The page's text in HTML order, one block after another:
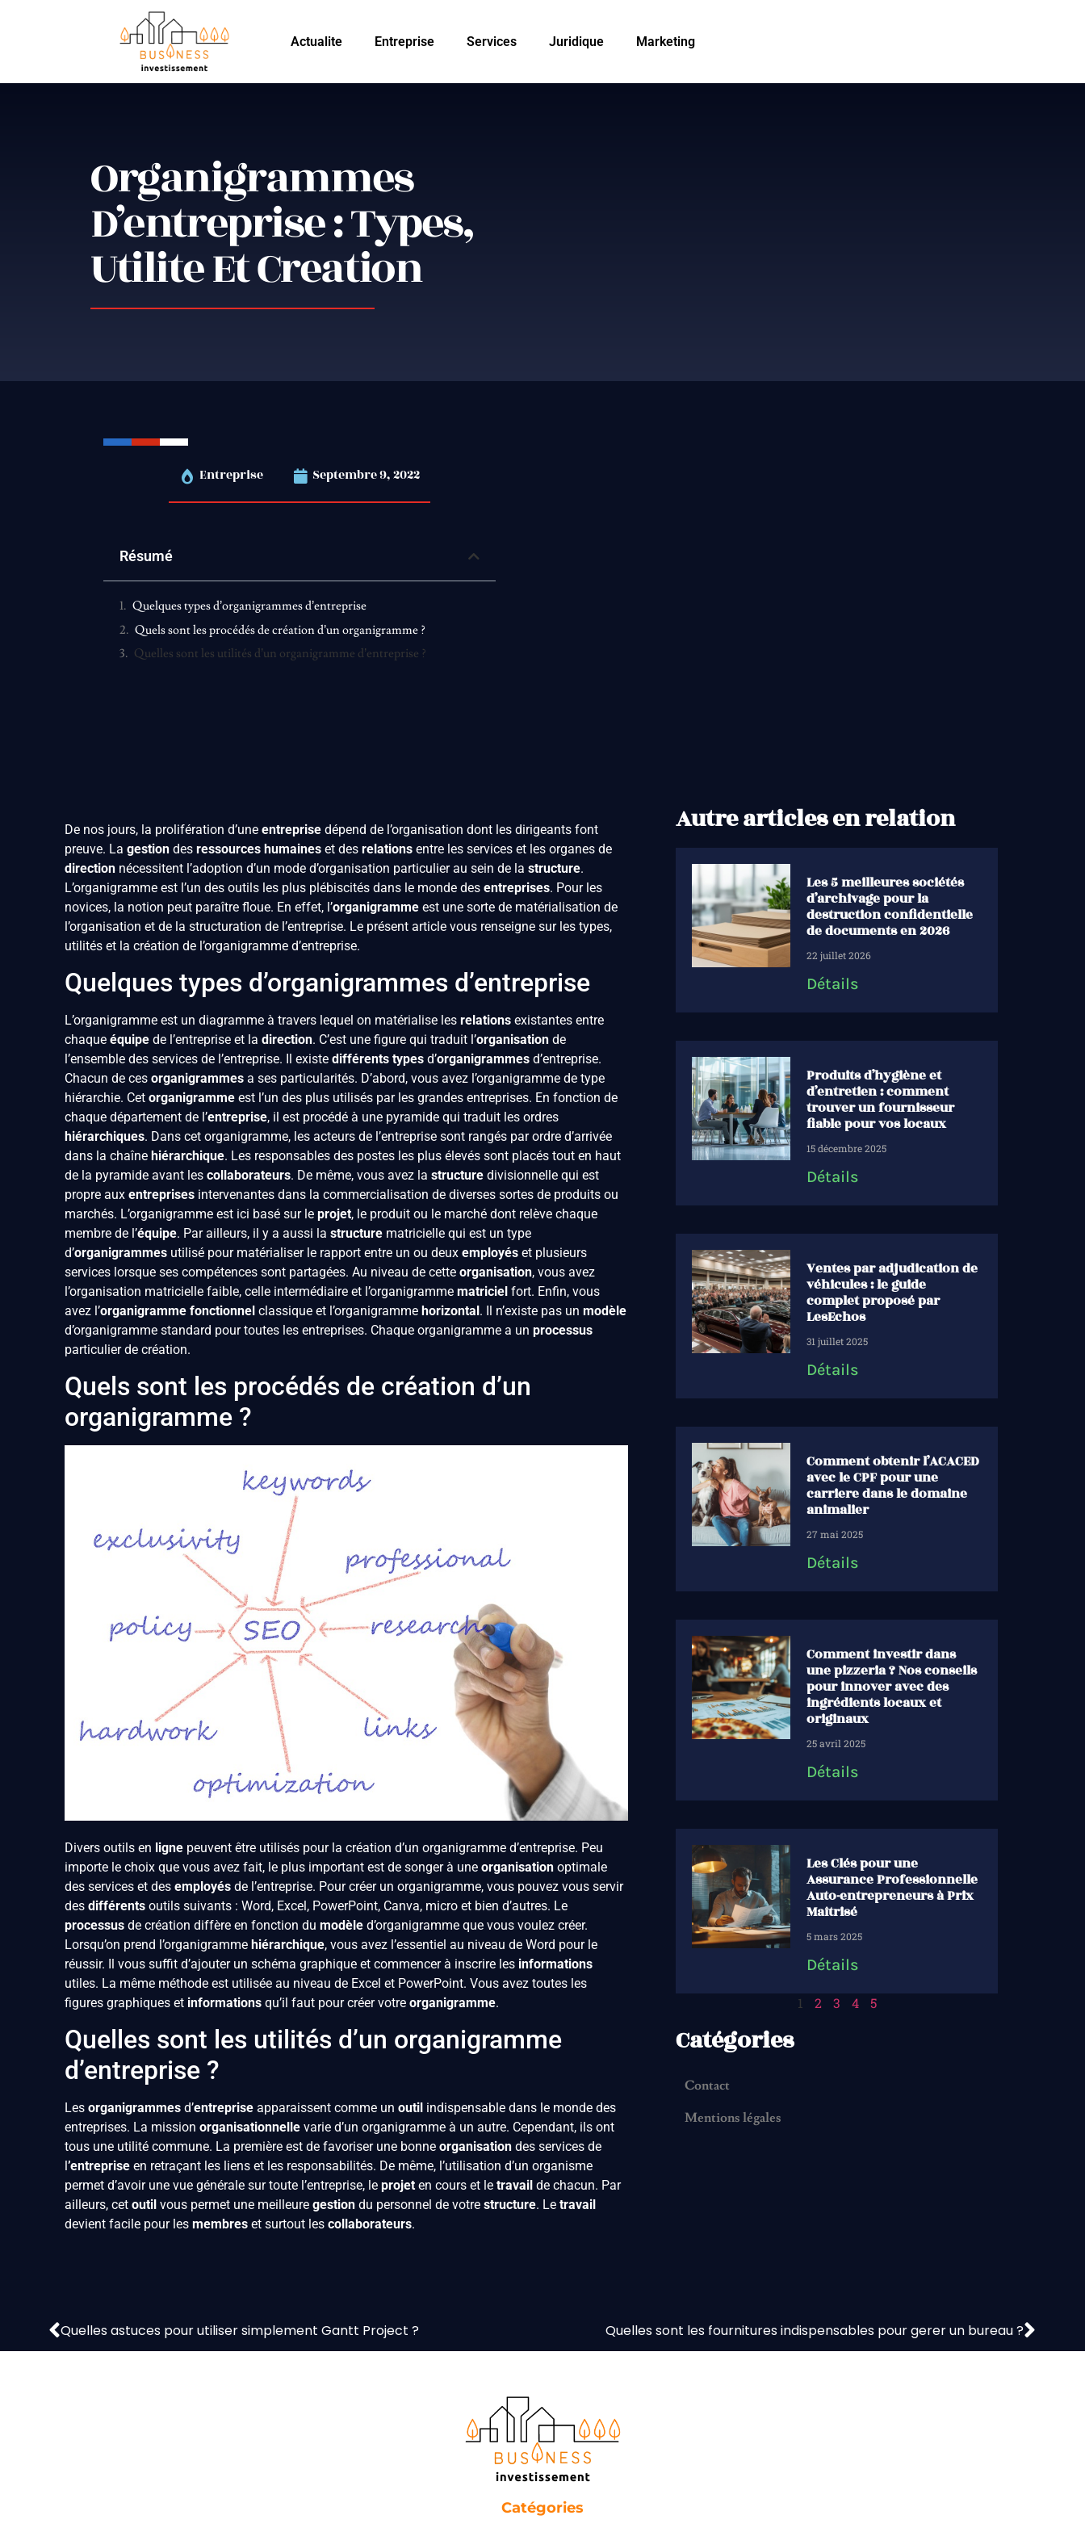
Actualite Entreprise Services Juridique Marketing
Organigrammes
D’entreprise : Types,
Utilite Et Creation
Entreprise Septembre 9, 2022
Résumé
Quelques types d’organigrammes d’entreprise
Quels sont les procédés de création d’un organigramme ?
Quelles sont les utilités d’un organigramme d’entreprise ?
De nos jours, la prolifération d’une entreprise dépend de l’organisation dont les dirigeants font
preuve. La gestion des ressources humaines et des relations entre les services et les organes de
direction nécessitent l’adoption d’un mode d’organisation particulier au sein de la structure.
L’organigramme est l’un des outils les plus plébiscités dans le monde des entreprises. Pour les
novices, la notion peut paraître floue. En effet, l’organigramme est une sorte de matérialisation de
l’organisation et de la structuration de l’entreprise. Le présent article vous renseigne sur les types,
utilités et la création de l’organigramme d’entreprise.
Quelques types d’organigrammes d’entreprise
L’organigramme est un diagramme à travers lequel on matérialise les relations existantes entre
chaque équipe de l’entreprise et la direction. C’est une figure qui traduit l’organisation de
l’ensemble des services de l’entreprise. Il existe différents types d’organigrammes d’entreprise.
Chacun de ces organigrammes a ses particularités. D’abord, vous avez l’organigramme de type
hiérarchie. Cet organigramme est l’un des plus utilisés par les grandes entreprises. En fonction de
chaque département de l’entreprise, il est procédé à une pyramide qui traduit les ordres
hiérarchiques. Dans cet organigramme, les acteurs de l’entreprise sont rangés par ordre d’arrivée
dans la chaîne hiérarchique. Les responsables des postes les plus élevés sont placés tout en haut
de la pyramide avant les collaborateurs. De même, vous avez la structure divisionnelle qui est
propre aux entreprises intervenantes dans la commercialisation de diverses sortes de produits ou
marchés. L’organigramme est ici basé sur le projet, le produit ou le marché dont relève chaque
membre de l’équipe. Par ailleurs, il y a aussi la structure matricielle qui est un type
d’organigrammes utilisé pour matérialiser le rapport entre un ou deux employés et plusieurs
services lorsque ses compétences sont partagées. Au niveau de cette organisation, vous avez
l’organisation matricielle faible, celle intermédiaire et l’organigramme matriciel fort. Enfin, vous
avez l’organigramme fonctionnel classique et l’organigramme horizontal. Il n’existe pas un modèle
d’organigramme standard pour toutes les entreprises. Chaque organigramme a un processus
particulier de création.
Quels sont les procédés de création d’un
organigramme ?
Divers outils en ligne peuvent être utilisés pour la création d’un organigramme d’entreprise. Peu
importe le choix que vous avez fait, le plus important est de songer à une organisation optimale
des services et des employés de l’entreprise. Pour créer un organigramme, vous pouvez vous servir
des différents outils suivants : Word, Excel, PowerPoint, Canva, micro et bien d’autres. Le
processus de création diffère en fonction du modèle d’organigramme que vous voulez créer.
Lorsqu’on prend l’organigramme hiérarchique, vous avez l’essentiel au niveau de Word pour le
réussir. Il vous suffit d’ajouter un schéma graphique et commencer à inscrire les informations
utiles. La même méthode est utilisée au niveau de Excel et PowerPoint. Vous avez toutes les
figures graphiques et informations qu’il faut pour créer votre organigramme.
Quelles sont les utilités d’un organigramme
d’entreprise ?
Les organigrammes d’entreprise apparaissent comme un outil indispensable dans le monde des
entreprises. La mission organisationnelle varie d’un organigramme à un autre. Cependant, ils ont
tous une utilité commune. La première est de favoriser une bonne organisation des services de
’entreprise en retraçant les liens et les responsabilités. De même, l’utilisation d’un organisme
permet d’avoir une vue générale sur toute l’entreprise, le projet en cours et le travail de chacun. Par
ailleurs, cet outil vous permet une meilleure gestion du personnel de votre structure. Le travail
devient facile pour les membres et surtout les collaborateurs.
Autre articles en relation
Les 5 meilleures sociétés
d’archivage pour la
destruction confidentielle
de documents en 2026
22 juillet 2026
Détails
Produits d’hygiène et
d’entretien : comment
trouver un fournisseur
fiable pour vos locaux
15 décembre 2025
Détails
Ventes par adjudication de
véhicules : le guide
complet proposé par
LesEchos
31 juillet 2025
Détails
Comment obtenir l’ACACED
avec le CPF pour une
carriere dans le domaine
animalier
27 mai 2025
Détails
Comment investir dans
une pizzeria ? Nos conseils
pour innover avec des
ingrédients locaux et
originaux
25 avril 2025
Détails
Les Clés pour une
Assurance Professionnelle
Auto-entrepreneurs à Prix
Maîtrisé
5 mars 2025
Détails
1 2 3 4 5
Catégories
Contact
Mentions légales
Quelles astuces pour utiliser simplement Gantt Project ? Quelles sont les fournitures indispensables pour gerer un bureau ?
Catégories